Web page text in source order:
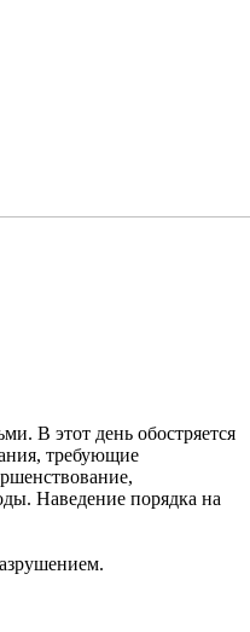
В этот день обостряется
требующие
Наведение порядка на